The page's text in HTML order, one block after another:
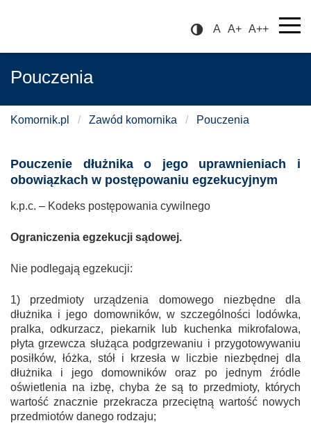
A A+ A++
Pouczenia
Komornik.pl / Zawód komornika / Pouczenia
Pouczenie dłużnika o jego uprawnieniach i
obowiązkach w postępowaniu egzekucyjnym
k.p.c. – Kodeks postępowania cywilnego
Ograniczenia egzekucji sądowej.
Nie podlegają egzekucji:
1) przedmioty urządzenia domowego niezbędne dla
dłużnika i jego domowników, w szczególności lodówka,
pralka, odkurzacz, piekarnik lub kuchenka mikrofalowa,
płyta grzewcza służąca podgrzewaniu i przygotowywaniu
posiłków, łóżka, stół i krzesła w liczbie niezbędnej dla
dłużnika i jego domowników oraz po jednym źródle
oświetlenia na izbę, chyba że są to przedmioty, których
wartość znacznie przekracza przeciętną wartość nowych
przedmiotów danego rodzaju;